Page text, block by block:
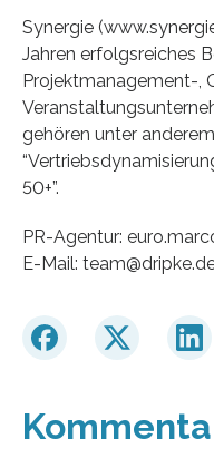
Synergie
Jahren erfolgsreiches
Projektmanagement-,
gehören unter
50+”.
PR-Agentur:
E-Mail: